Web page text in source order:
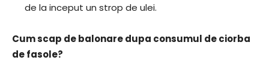
de la inceput un strop de ulei.
Cum scap de balonare dupa consumul de ciorba
de fasole?